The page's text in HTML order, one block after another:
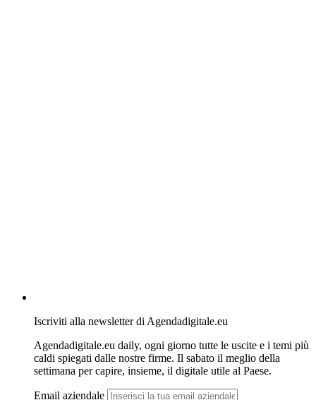
Iscriviti alla newsletter di Agendadigitale.eu
Agendadigitale.eu daily, ogni giorno tutte le uscite e i temi più
caldi spiegati dalle nostre firme. Il sabato il meglio della
settimana per capire, insieme, il digitale utile al Paese.